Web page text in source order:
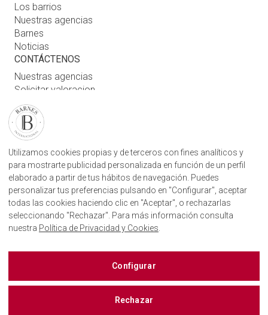
Los barrios
Nuestras agencias
Barnes
Noticias
CONTÁCTENOS
Nuestras agencias
Solicitar valoracion
Contáctenos
Inicio de sesión de usuario
AGENCIA INMOBILIARIA BARNES SAN SEBASTIÁN
CAMINO KALEA, 1
20004, DONOSTIA, GIPUZKOA
+34843751115
Utilizamos cookies propias y de terceros con fines analíticos y
para mostrarte publicidad personalizada en función de un perfil
elaborado a partir de tus hábitos de navegación. Puedes
personalizar tus preferencias pulsando en "Configurar", aceptar
todas las cookies haciendo clic en "Aceptar", o rechazarlas
seleccionando "Rechazar". Para más información consulta
nuestra Política de Privacidad y Cookies
Configurar
Rechazar